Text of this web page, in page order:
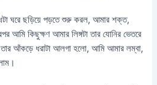
ঘরে ছড়িয়ে পড়তে শুরু করল, আমার শক্ত,
আমি কিছুক্ষণ আমার লিঙ্গটা তার যোনির ভেতরে
আঁকড়ে ধরাটা আলগা হলো, আমি আমার লম্বা,